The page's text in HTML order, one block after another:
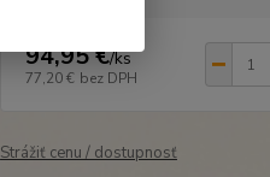
94,95 €/ks
77,20 € bez DPH
Strážiť cenu / dostupnosť